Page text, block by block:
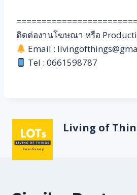
ติดต่องานโฆษณา หรือ
Email :
Tel : 0661598787
Living of